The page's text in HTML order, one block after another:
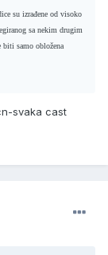
su izrađene od visoko
sa nekim drugim
biti samo obložena
svaka cast